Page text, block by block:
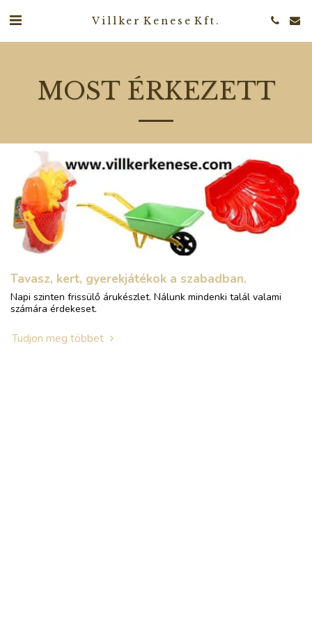
Villker Kenese Kft.
MOST ÉRKEZETT
Tavasz, kert, gyerekjátékok a szabadban.
Napi szinten frissülő árukészlet. Nálunk mindenki talál valami
számára érdekeset.
Tudjon meg többet